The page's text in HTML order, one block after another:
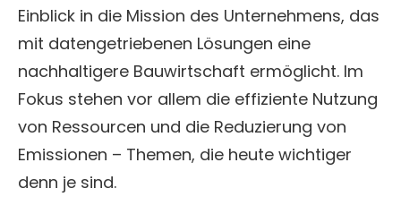
Einblick in die Mission des Unternehmens, das
mit datengetriebenen Lösungen eine
nachhaltigere Bauwirtschaft ermöglicht. Im
Fokus stehen vor allem die effiziente Nutzung
von Ressourcen und die Reduzierung von
Emissionen – Themen, die heute wichtiger
denn je sind.